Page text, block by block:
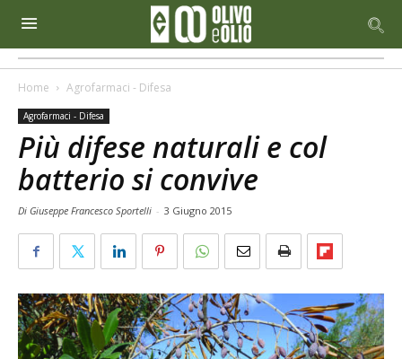
Home Agrofarmaci - Difesa
Agrofarmaci - Difesa
Più difese naturali e col
batterio si convive
Di Giuseppe Francesco Sportelli - 3 Giugno 2015